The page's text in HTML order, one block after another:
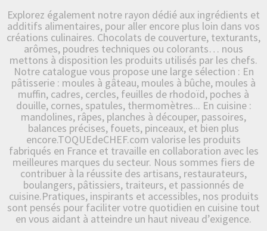
Explorez également notre rayon dédié aux ingrédients et
additifs alimentaires, pour aller encore plus loin dans vos
créations culinaires. Chocolats de couverture, texturants,
arômes, poudres techniques ou colorants… nous
mettons à disposition les produits utilisés par les chefs.
Notre catalogue vous propose une large sélection : En
pâtisserie : moules à gâteau, moules à bûche, moules à
muffin, cadres, cercles, feuilles de rhodoïd, poches à
douille, cornes, spatules, thermomètres... En cuisine :
mandolines, râpes, planches à découper, passoires,
balances précises, fouets, pinceaux, et bien plus
encore.TOQUEdeCHEF.com valorise les produits
fabriqués en France et travaille en collaboration avec les
meilleures marques du secteur. Nous sommes fiers de
contribuer à la réussite des artisans, restaurateurs,
boulangers, pâtissiers, traiteurs, et passionnés de
cuisine.Pratiques, inspirants et accessibles, nos produits
sont pensés pour faciliter votre quotidien en cuisine tout
en vous aidant à atteindre un haut niveau d’exigence.